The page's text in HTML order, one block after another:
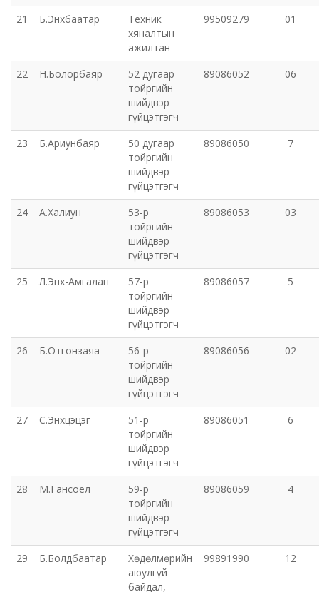
21 Б.Энхбаатар
Техник
хяналтын
ажилтан
99509279 01
22 Н.Болорбаяр
52 дугаар
тойргийн
шийдвэр
гүйцэтгэгч
89086052 06
23 Б.Ариунбаяр
50 дугаар
тойргийн
шийдвэр
гүйцэтгэгч
89086050 7
24 А.Халиун
53-р
тойргийн
шийдвэр
гүйцэтгэгч
89086053 03
25 Л.Энх-Амгалан
57-р
тойргийн
шийдвэр
гүйцэтгэгч
89086057 5
26 Б.Отгонзаяа
56-р
тойргийн
шийдвэр
гүйцэтгэгч
89086056 02
27 С.Энхцэцэг
51-р
тойргийн
шийдвэр
гүйцэтгэгч
89086051 6
28 М.Гансоёл
59-р
тойргийн
шийдвэр
гүйцэтгэгч
89086059 4
29 Б.Болдбаатар
Хөдөлмөрийн
аюулгүй
байдал,
99891990 12